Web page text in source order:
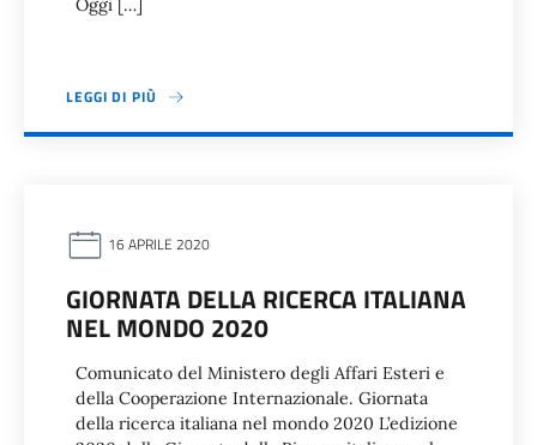
Oggi […]
LEGGI DI PIÙ
16 APRILE 2020
GIORNATA DELLA RICERCA ITALIANA
NEL MONDO 2020
Comunicato del Ministero degli Affari Esteri e
della Cooperazione Internazionale. Giornata
della ricerca italiana nel mondo 2020 L’edizione